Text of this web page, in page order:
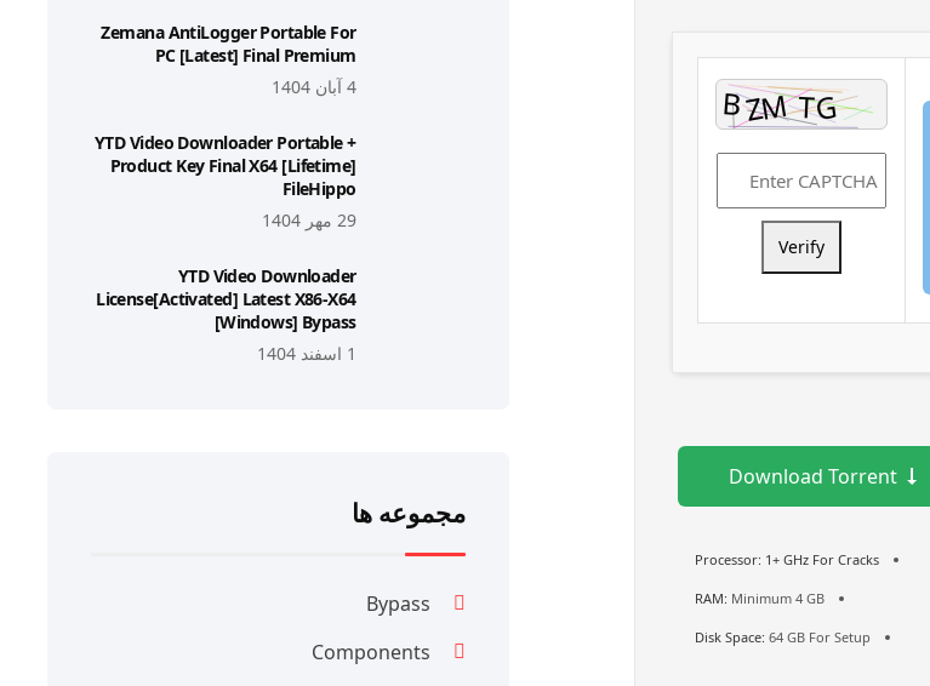
Verify
Download Torrent
Processor: 1+ GHz For Cracks
RAM: Minimum 4 GB
Disk Space: 64 GB For Setup
Zemana AntiLogger Portable For
PC [Latest] Final Premium
4 آبان 1404
YTD Video Downloader Portable +
Product Key Final X64 [Lifetime]
FileHippo
29 مهر 1404
YTD Video Downloader
License[Activated] Latest X86-X64
[Windows] Bypass
1 اسفند 1404
مجموعه ها
Bypass
Components